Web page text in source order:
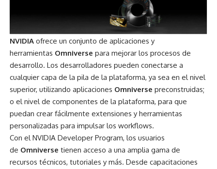
NVIDIA ofrece un conjunto de aplicaciones y
herramientas Omniverse para mejorar los procesos de
desarrollo. Los desarrolladores pueden conectarse a
cualquier capa de la pila de la plataforma, ya sea en el nivel
superior, utilizando aplicaciones Omniverse preconstruidas;
o el nivel de componentes de la plataforma, para que
puedan crear fácilmente extensiones y herramientas
personalizadas para impulsar los workflows.
Con elNVIDIA Developer Program, los usuarios
de Omniverse tienen acceso a una amplia gama de
recursos técnicos, tutoriales y más. Desde capacitaciones